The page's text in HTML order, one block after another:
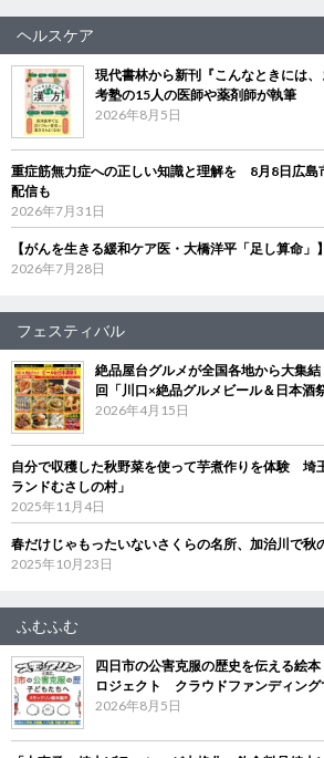
ヘルスケア
現代書林から新刊『こんなときには
考塾の15人の医師や薬剤師が執筆
2026年8月5日
重症筋無力症への正しい知識と理解を 8月8日広島
配信も
2026年7月31日
【がんを生きる緩和ケア医・大橋洋平「足し算命」
2026年7月28日
フェスティバル
絶品屋台グルメが全国各地から大集
回「川口×絶品グルメビール＆日本酒
2026年4月15日
自分で収穫した秋野菜を使って芋煮作りを体験 埼
ランドむさしの村」
2025年11月4日
春だけじゃもったいないさくらの名所、加治川で秋
2025年10月23日
ふむふむ
四日市の公害克服の歴史を伝える絵
ロジェクト クラウドファンディング
2026年8月5日